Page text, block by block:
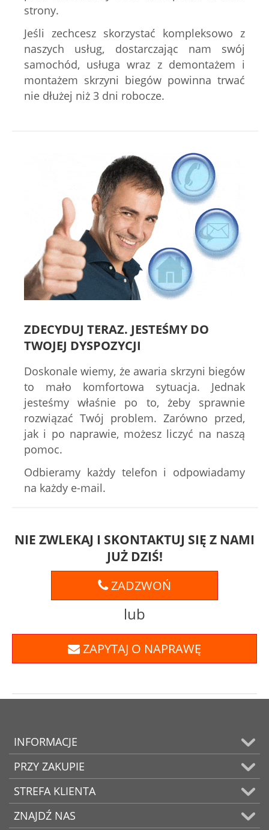
strony.
Jeśli zechcesz skorzystać kompleksowo z
naszych usług, dostarczając nam swój
samochód, usługa wraz z demontażem i
montażem skrzyni biegów powinna trwać
nie dłużej niż 3 dni robocze.
ZDECYDUJ TERAZ. JESTEŚMY DO
TWOJEJ DYSPOZYCJI
Doskonale wiemy, że awaria skrzyni biegów
to mało komfortowa sytuacja. Jednak
jesteśmy właśnie po to, żeby sprawnie
rozwiązać Twój problem. Zarówno przed,
jak i po naprawie, możesz liczyć na naszą
pomoc.
Odbieramy każdy telefon i odpowiadamy
na każdy e-mail.
NIE ZWLEKAJ I SKONTAKTUJ SIĘ Z NAMI
JUŻ DZIŚ!
ZADZWOŃ
lub
ZAPYTAJ O NAPRAWĘ
INFORMACJE
PRZY ZAKUPIE
STREFA KLIENTA
ZNAJDŹ NAS